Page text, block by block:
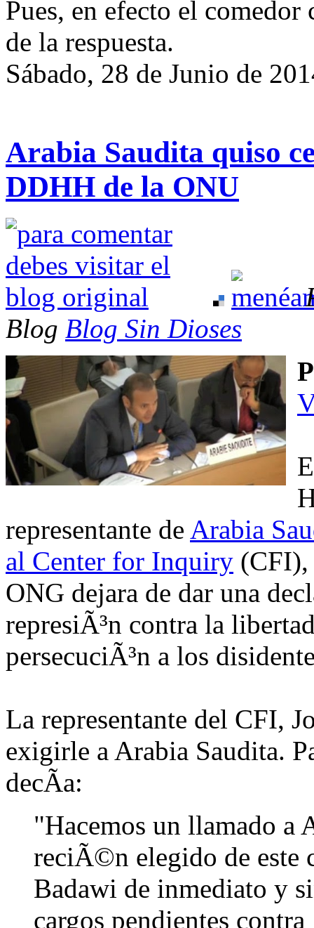
Pues, en efecto el
de la respuesta.
Sábado, 28 de Junio de
Arabia Saudita quiso
DDHH de la ONU
Blog Blog Sin Dioses
representante de Arabia
al Center for Inquiry (CFI),
ONG dejara de dar una
represiÃ³n contra la
persecuciÃ³n a los
La representante del CFI,
exigirle a Arabia Saudita.
decÃ­a:
"Hacemos un llamado a
reciÃ©n elegido de este
Badawi de inmediato y
cargos pendientes